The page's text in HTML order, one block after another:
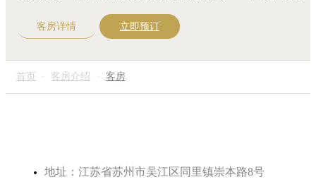
套房设计，拥有客厅、餐厅、书房、卧室全景贯通，尽享同
湖畔风光。配备超大舒适床，独立备餐及吧台，24小时管家
客房详情 立即预订
首页 · 客房介绍 · 客房
地址：江苏省苏州市吴江区同里镇崇本路8号